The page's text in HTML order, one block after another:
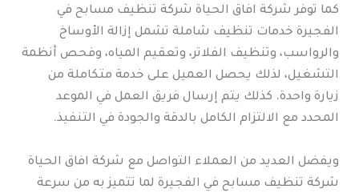
كما توفر شركة افاق الحياة شركة تنظيف مسابح في
الفجيرة خدمات تنظيف شاملة تشمل إزالة الأوساخ
والرواسب، وتنظيف الفلاتر، وتعقيم المياه، وفحص أنظمة
التشغيل، لذلك يحصل العميل على خدمة متكاملة من
زيارة واحدة. كذلك يتم إرسال فريق العمل في الموعد
المحدد مع الالتزام الكامل بالدقة والجودة في التنفيذ.
ويفضل العديد من العملاء التواصل مع شركة افاق الحياة
شركة تنظيف مسابح في الفجيرة لما تتميز به من سرعة